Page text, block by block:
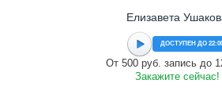
Елизавета
ДОСТУПЕН ДО
От 500 руб. запись до
Закажите сейчас!